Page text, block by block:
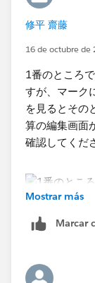
修平 齋藤
16 de octubre de
1番のところ
すが、マーク
を見るとその
算の編集画面
確認してくだ
Mostrar más
Marcar